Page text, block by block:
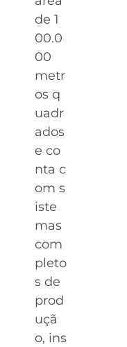
de 1
00.0
00
metr
os q
uadr
ados
e co
nta c
om s
iste
mas
com
pleto
s de
prod
uçã
o, ins